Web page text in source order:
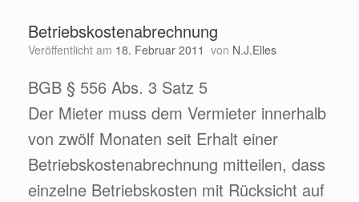
Betriebskostenabrechnung
Veröffentlicht am 18. Februar 2011 von N.J.Elles
BGB § 556 Abs. 3 Satz 5
Der Mieter muss dem Vermieter innerhalb
von zwölf Monaten seit Erhalt einer
Betriebskostenabrechnung mitteilen, dass
einzelne Betriebskosten mit Rücksicht auf